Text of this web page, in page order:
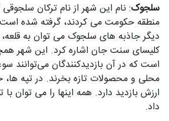
سلجوک
منطقه حکومت می کردند، گرفته شده
دیگر جاذبه های سلجوک می توان به
کلیسای سنت جان اشاره کرد. این شهر
است که در آن بازدیدکنندگان می‌توانند
محلی و محصولات تازه بخرند. در تپه ها،
ارزش بازدید دارد. همه اینها را می توان
داد.